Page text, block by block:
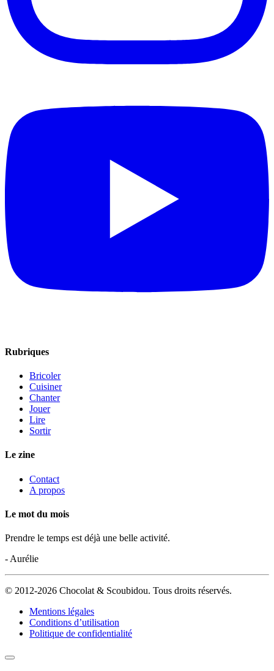
Rubriques
Bricoler
Cuisiner
Chanter
Jouer
Lire
Sortir
Le zine
Contact
A propos
Le mot du mois
Prendre le temps est déjà une belle activité.
- Aurélie
© 2012-2026 Chocolat & Scoubidou. Tous droits réservés.
Mentions légales
Conditions d’utilisation
Politique de confidentialité